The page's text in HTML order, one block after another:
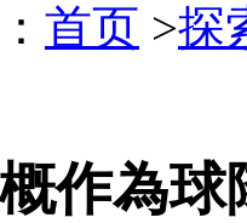
首页 >探
概作為